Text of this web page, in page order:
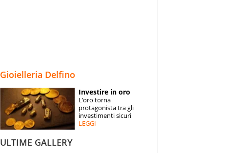
ESPERTI
CONTATTI
Gioielleria Delfino
Investire in oro
L’oro torna
protagonista tra gli
investimenti sicuri
LEGGI
ULTIME GALLERY